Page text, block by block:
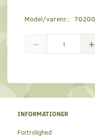
Model/varenr.:
INFORMATIONER
Fortrolighed